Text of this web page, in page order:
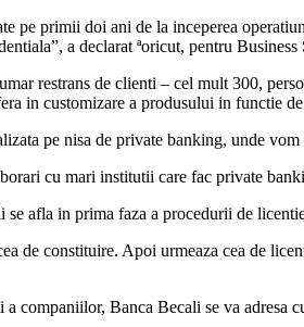
pe primii doi ani de la inceperea
a declarat ªoricut, pentru Business
restrans de clienti – cel mult 300,
in customizare a produsului in functie
pe nisa de private banking, unde
cu mari institutii care fac private
se afla in prima faza a procedurii de
de constituire. Apoi urmeaza cea de
companiilor, Banca Becali se va adresa